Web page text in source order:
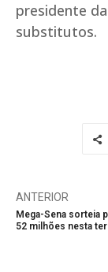
presidente
substitutos.
ANTERIOR
Mega-Sena sorteia
52 milhões nesta